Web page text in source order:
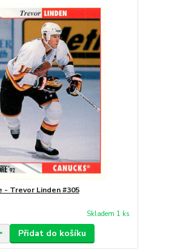
- Trevor Linden #305
Skladem 1 ks
Přidat do košíku